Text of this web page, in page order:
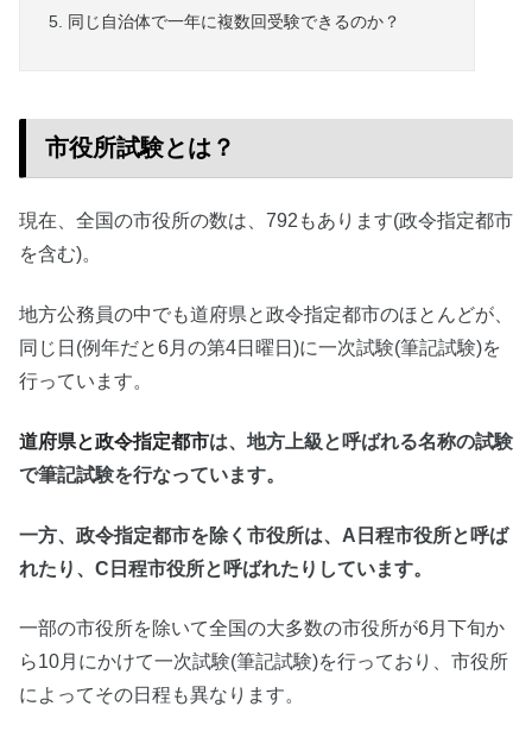
同じ自治体で一年に複数回受験できるのか？
市役所試験とは？
現在、全国の市役所の数は、792もあります(政令指定都市
を含む)。
地方公務員の中でも道府県と政令指定都市のほとんどが、
同じ日(例年だと6月の第4日曜日)に一次試験(筆記試験)を
行っています。
道府県と政令指定都市は、地方上級と呼ばれる名称の試験
で筆記試験を行なっています。
一方、政令指定都市を除く市役所は、A日程市役所と呼ば
れたり、C日程市役所と呼ばれたりしています。
一部の市役所を除いて全国の大多数の市役所が6月下旬か
ら10月にかけて一次試験(筆記試験)を行っており、市役所
によってその日程も異なります。